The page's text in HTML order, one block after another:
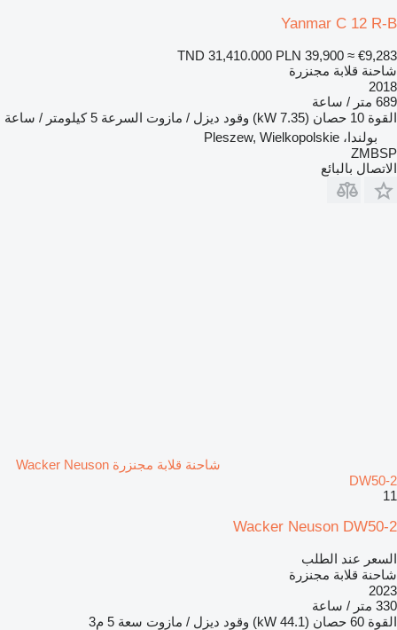
Yanmar C 12 R-B
TND 31,410.000 PLN 39,900 ≈ €9,283
شاحنة قلابة مجنزرة
2018
689 متر / ساعة
القوة 10 حصان (7.35 kW) وقود ديزل / مازوت السرعة 5 كيلومتر / ساعة
بولندا، Pleszew, Wielkopolskie
ZMBSP
الاتصال بالبائع
شاحنة قلابة مجنزرة Wacker Neuson
DW50-2
11
Wacker Neuson DW50-2
السعر عند الطلب
شاحنة قلابة مجنزرة
2023
330 متر / ساعة
القوة 60 حصان (44.1 kW) وقود ديزل / مازوت سعة 5 م3